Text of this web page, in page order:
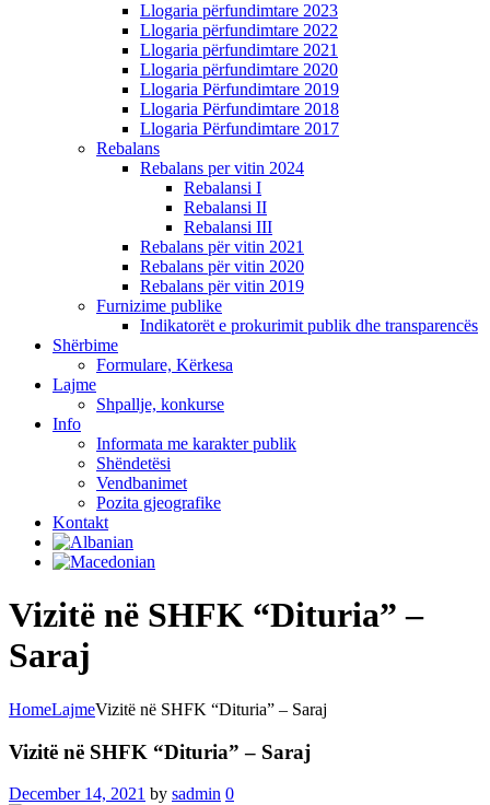
Llogaria përfundimtare 2023
Llogaria përfundimtare 2022
Llogaria përfundimtare 2021
Llogaria përfundimtare 2020
Llogaria Përfundimtare 2019
Llogaria Përfundimtare 2018
Llogaria Përfundimtare 2017
Rebalans
Rebalans per vitin 2024
Rebalansi I
Rebalansi II
Rebalansi III
Rebalans për vitin 2021
Rebalans për vitin 2020
Rebalans për vitin 2019
Furnizime publike
Indikatorët e prokurimit publik dhe transparencës
Shërbime
Formulare, Kërkesa
Lajme
Shpallje, konkurse
Info
Informata me karakter publik
Shëndetësi
Vendbanimet
Pozita gjeografike
Kontakt
Vizitë në SHFK “Dituria” –
Saraj
HomeLajmeVizitë në SHFK “Dituria” – Saraj
Vizitë në SHFK “Dituria” – Saraj
December 14, 2021 by sadmin 0